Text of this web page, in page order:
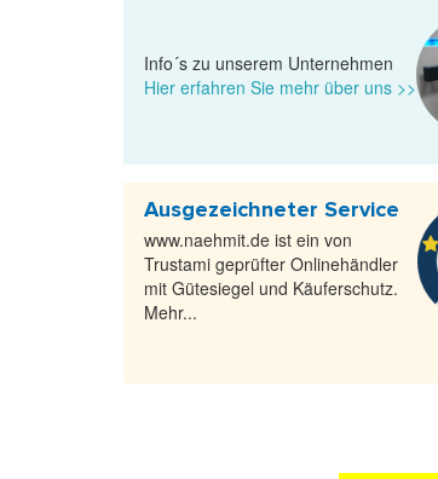
Info´s zu unserem Unternehmen
Hier erfahren Sie mehr über uns >>
Ausgezeichneter Service
www.naehmit.de ist ein von
Trustami geprüfter Onlinehändler
mit Gütesiegel und Käuferschutz.
Mehr...